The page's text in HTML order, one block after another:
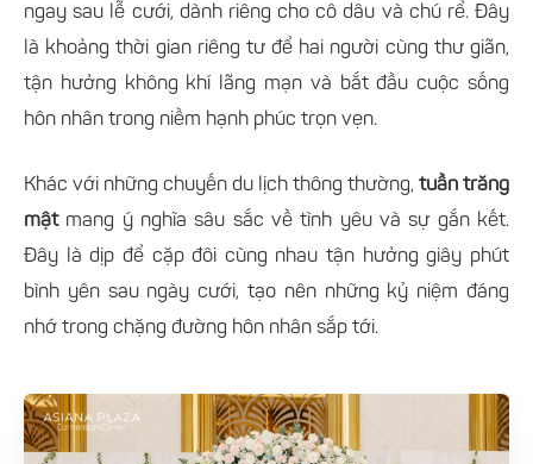
ngay sau lễ cưới, dành riêng cho cô dâu và chú rể. Đây
là khoảng thời gian riêng tư để hai người cùng thư giãn,
tận hưởng không khí lãng mạn và bắt đầu cuộc sống
hôn nhân trong niềm hạnh phúc trọn vẹn.
Khác với những chuyến du lịch thông thường, tuần trăng
mậtmang ý nghĩa sâu sắc về tình yêu và sự gắn kết.
Đây là dịp để cặp đôi cùng nhau tận hưởng giây phút
bình yên sau ngày cưới, tạo nên những kỷ niệm đáng
nhớ trong chặng đường hôn nhân sắp tới.